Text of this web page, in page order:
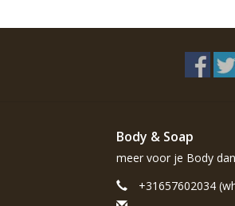
Body & Soap
meer voor je Body
+31657602034